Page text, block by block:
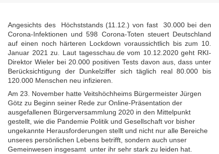
Angesichts des Höchststands (11.12.) von fast 30.000 bei den
Corona-Infektionen und 598 Corona-Toten steuert Deutschland
auf einen noch härteren Lockdown voraussichtlich bis zum 10.
Januar 2021 zu. Laut tagesschau.de vom 10.12.2020 geht RKI-
Direktor Wieler bei 20.000 positiven Tests davon aus, dass unter
Berücksichtigung der Dunkelziffer sich täglich real 80.000 bis
120.000 Menschen neu infizieren.
Am 23. November hatte Veitshöchheims Bürgermeister Jürgen
Götz zu Beginn seiner Rede zur Online-Präsentation der
ausgefallenen Bürgerversammlung 2020 in den Mittelpunkt
gestellt, wie die Pandemie Politik und Gesellschaft vor bisher
ungekannte Herausforderungen stellt und nicht nur alle Bereiche
unseres persönlichen Lebens betrifft, sondern auch unser
Gemeinwesen insgesamt unter ihr sehr stark zu leiden hat.